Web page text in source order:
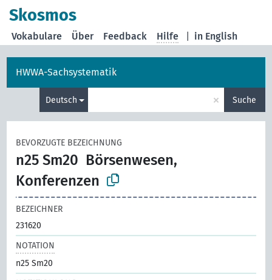
Skosmos
in English
Vokabulare Über Feedback Hilfe
HWWA-Sachsystematik
Deutsch × Suche
BEVORZUGTE BEZEICHNUNG
n25 Sm20 Börsenwesen,
Konferenzen
BEZEICHNER
231620
NOTATION
n25 Sm20